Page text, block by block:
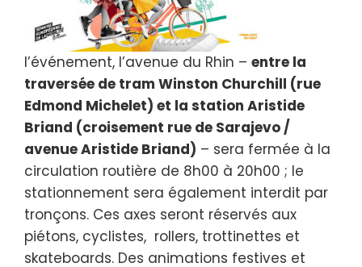
l’événement, l’avenue du Rhin – entre la
traversée de tram Winston Churchill (rue
Edmond Michelet) et la station Aristide
Briand (croisement rue de Sarajevo /
avenue Aristide Briand) – sera fermée à la
circulation routière de 8h00 à 20h00 ; le
stationnement sera également interdit par
tronçons. Ces axes seront réservés aux
piétons, cyclistes, rollers, trottinettes et
skateboards. Des animations festives et